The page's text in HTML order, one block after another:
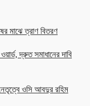
মাঝে ত্রাণ বিতরণ
দ্রুত সমাধানের দাবি
ওসি আবদুর রহিম